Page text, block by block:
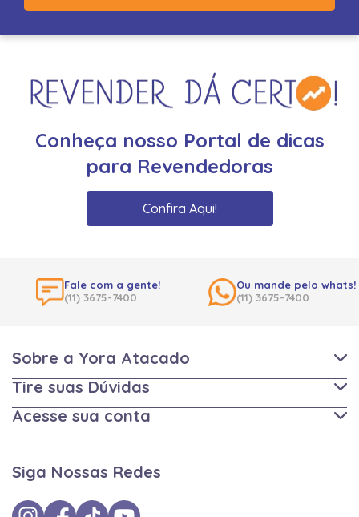
Conheça nosso Portal de dicas
para Revendedoras
Confira Aqui!
Fale com a gente!
(11) 3675-7400
Ou mande pelo whats!
(11) 3675-7400
Sobre a Yora Atacado
Tire suas Dúvidas
Acesse sua conta
Siga Nossas Redes